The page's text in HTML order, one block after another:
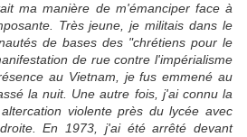
ma manière de m'émanciper face à
Très jeune, je militais dans le
de bases des "chrétiens pour le
de rue contre l'impérialisme
au Vietnam, je fus emmené au
la nuit. Une autre fois, j'ai connu la
violente près du lycée avec
En 1973, j'ai été arrêté devant